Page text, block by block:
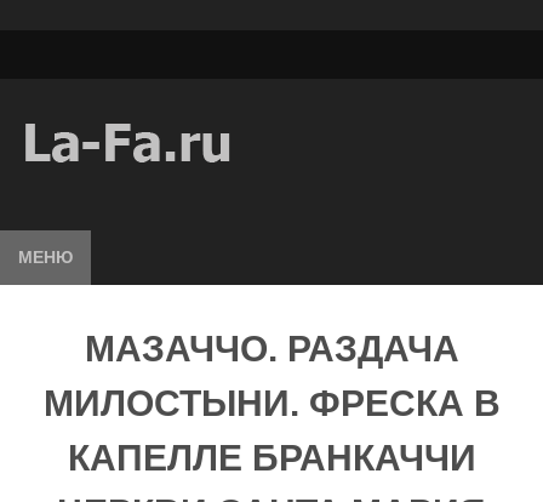
МЕНЮ
МАЗАЧЧО. РАЗДАЧА
МИЛОСТЫНИ. ФРЕСКА В
КАПЕЛЛЕ БРАНКАЧЧИ